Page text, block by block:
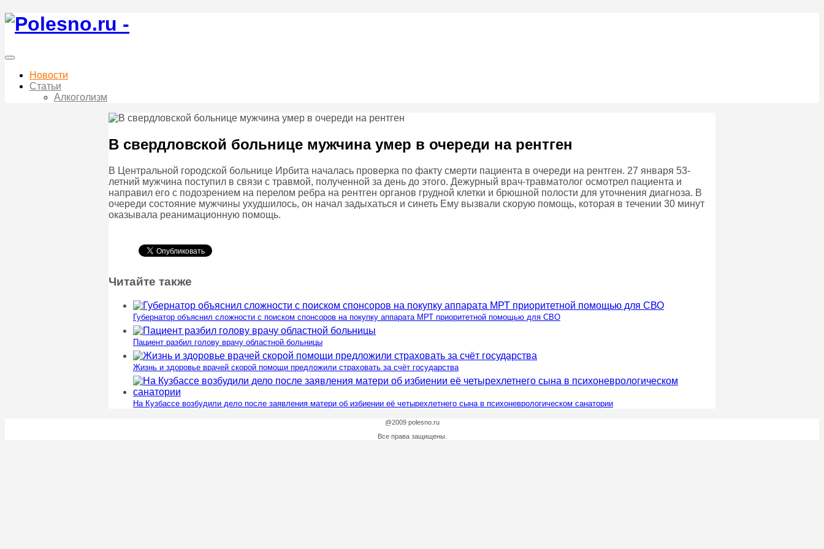
Новости
Статьи
Алкоголизм
В свердловской больнице мужчина умер в очереди на рентген
В Центральной городской больнице Ирбита началась проверка по факту смерти пациента в очереди на рентген. 27 января 53-
летний мужчина поступил в связи с травмой, полученной за день до этого. Дежурный врач-травматолог осмотрел пациента и
направил его с подозрением на перелом ребра на рентген органов грудной клетки и брюшной полости для уточнения диагноза. В
очереди состояние мужчины ухудшилось, он начал задыхаться и синеть Ему вызвали скорую помощь, которая в течении 30 минут
оказывала реанимационную помощь.
Читайте также
Губернатор объяснил сложности с поиском спонсоров на покупку аппарата МРТ приоритетной помощью для СВО
Пациент разбил голову врачу областной больницы
Жизнь и здоровье врачей скорой помощи предложили страховать за счёт государства
На Кузбассе возбудили дело после заявления матери об избиении её четырехлетнего сына в психоневрологическом санатории
@2009 polesno.ru
Все права защищены.